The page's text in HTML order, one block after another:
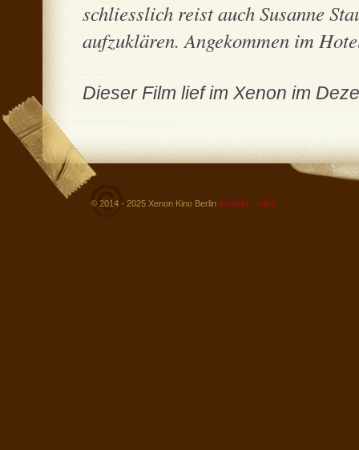
schliesslich reist auch Susanne
aufzuklären. Angekommen im
Dieser Film lief im Xenon im
© 2014 - 2025 Xenon Kino Berlin Kontakt - Infos